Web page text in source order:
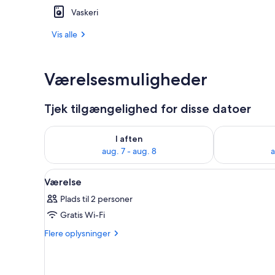
Vaskeri
Vis alle
Værelsesmuligheder
Tjek tilgængelighed for disse datoer
I aften
aug. 7 - aug. 8
Tjek tilgængelighed for i aften aug. 7 - aug. 8
Tjek
Indlæs
alle
billeder
af
Værelse
En hånd holder en vintage
1
Værelse
Plads til 2 personer
Gratis Wi-Fi
Flere oplysninger
Flere